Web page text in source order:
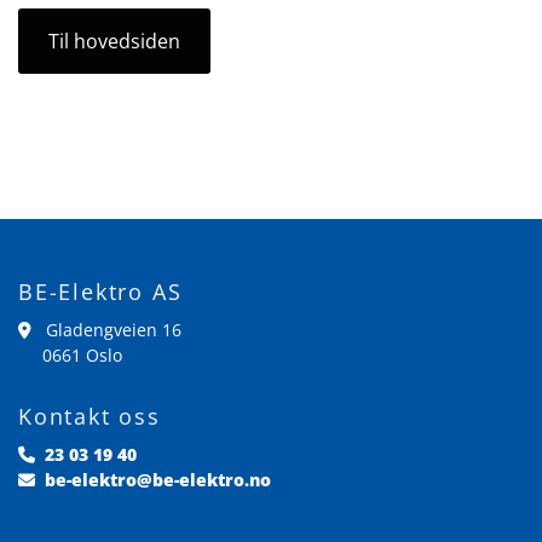
Til hovedsiden
BE-Elektro AS

Gladengveien 16
0661 Oslo
Kontakt oss
 23 03 19 40
 be-elektro@be-elektro.no